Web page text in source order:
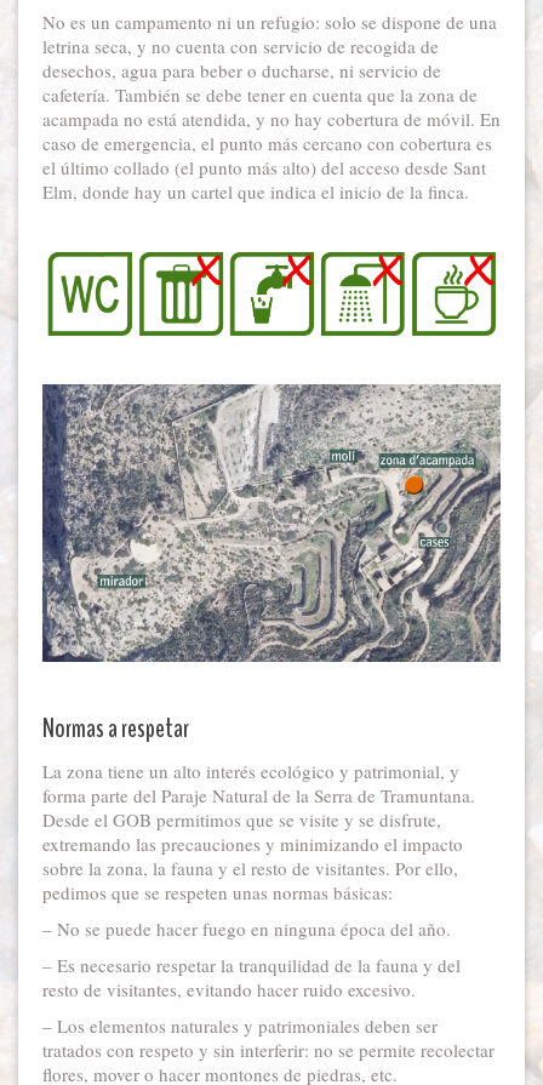
No es un campamento ni un refugio: solo se dispone de una
letrina seca, y no cuenta con servicio de recogida de
desechos, agua para beber o ducharse, ni servicio de
cafetería. También se debe tener en cuenta que la zona de
acampada no está atendida, y no hay cobertura de móvil. En
caso de emergencia, el punto más cercano con cobertura es
el último collado (el punto más alto) del acceso desde Sant
Elm, donde hay un cartel que indica el inicio de la finca.
Normas a respetar
La zona tiene un alto interés ecológico y patrimonial, y
forma parte del Paraje Natural de la Serra de Tramuntana.
Desde el GOB permitimos que se visite y se disfrute,
extremando las precauciones y minimizando el impacto
sobre la zona, la fauna y el resto de visitantes. Por ello,
pedimos que se respeten unas normas básicas:
– No se puede hacer fuego en ninguna época del año.
– Es necesario respetar la tranquilidad de la fauna y del
resto de visitantes, evitando hacer ruido excesivo.
– Los elementos naturales y patrimoniales deben ser
tratados con respeto y sin interferir: no se permite recolectar
flores, mover o hacer montones de piedras, etc.